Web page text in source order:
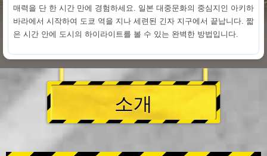
매력을 단 한 시간 만에 경험하세요. 일본 대중문화의 중심지인 아키하
바라에서 시작하여 도쿄 역을 지나 세련된 긴자 지구에서 끝납니다. 짧
은 시간 안에 도시의 하이라이트를 볼 수 있는 완벽한 방법입니다.
소개